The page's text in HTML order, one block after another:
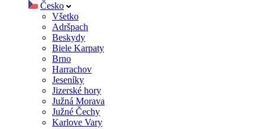
Česko
Všetko
Adršpach
Beskydy
Biele Karpaty
Brno
Harrachov
Jeseníky
Jizerské hory
Južná Morava
Južné Čechy
Karlove Vary